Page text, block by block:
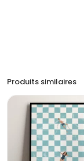
Produits similaires